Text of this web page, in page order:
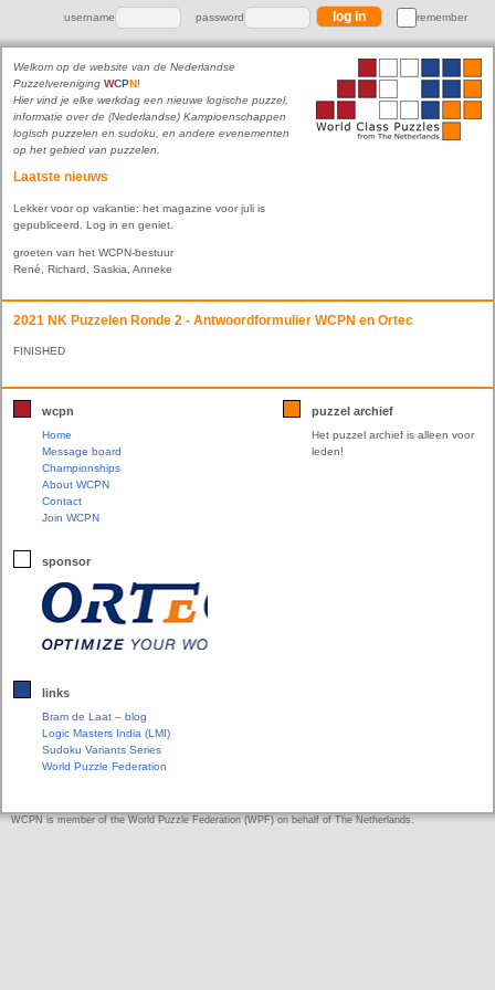
username password remember
Welkom op de website van de Nederlandse
Puzzelvereniging WCPN!
Hier vind je elke werkdag een nieuwe logische puzzel,
informatie over de (Nederlandse) Kampioenschappen
logisch puzzelen en sudoku, en andere evenementen
op het gebied van puzzelen.
Laatste nieuws
Lekker voor op vakantie: het magazine voor juli is
gepubliceerd. Log in en geniet.
groeten van het WCPN-bestuur
René, Richard, Saskia, Anneke
2021 NK Puzzelen Ronde 2 - Antwoordformulier WCPN en Ortec
FINISHED
wcpn
Home
Message board
Championships
About WCPN
Contact
Join WCPN
sponsor
links
Bram de Laat – blog
Logic Masters India (LMI)
Sudoku Variants Series
World Puzzle Federation
puzzel archief
Het puzzel archief is alleen voor
leden!
WCPN is member of the World Puzzle Federation (WPF) on behalf of The Netherlands.